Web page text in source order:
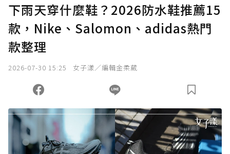
下雨天穿什麼鞋？2026防水鞋推薦15
款，Nike、Salomon、adidas熱門
款整理
2026-07-30 15:25 女子漾／編輯金柔葳